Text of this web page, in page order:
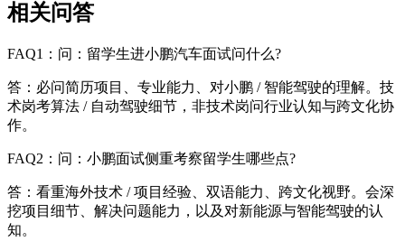
相关问答
FAQ1：问：留学生进小鹏汽车面试问什么?
答：必问简历项目、专业能力、对小鹏 / 智能驾驶的理解。技
术岗考算法 / 自动驾驶细节，非技术岗问行业认知与跨文化协
作。
FAQ2：问：小鹏面试侧重考察留学生哪些点?
答：看重海外技术 / 项目经验、双语能力、跨文化视野。会深
挖项目细节、解决问题能力，以及对新能源与智能驾驶的认
知。